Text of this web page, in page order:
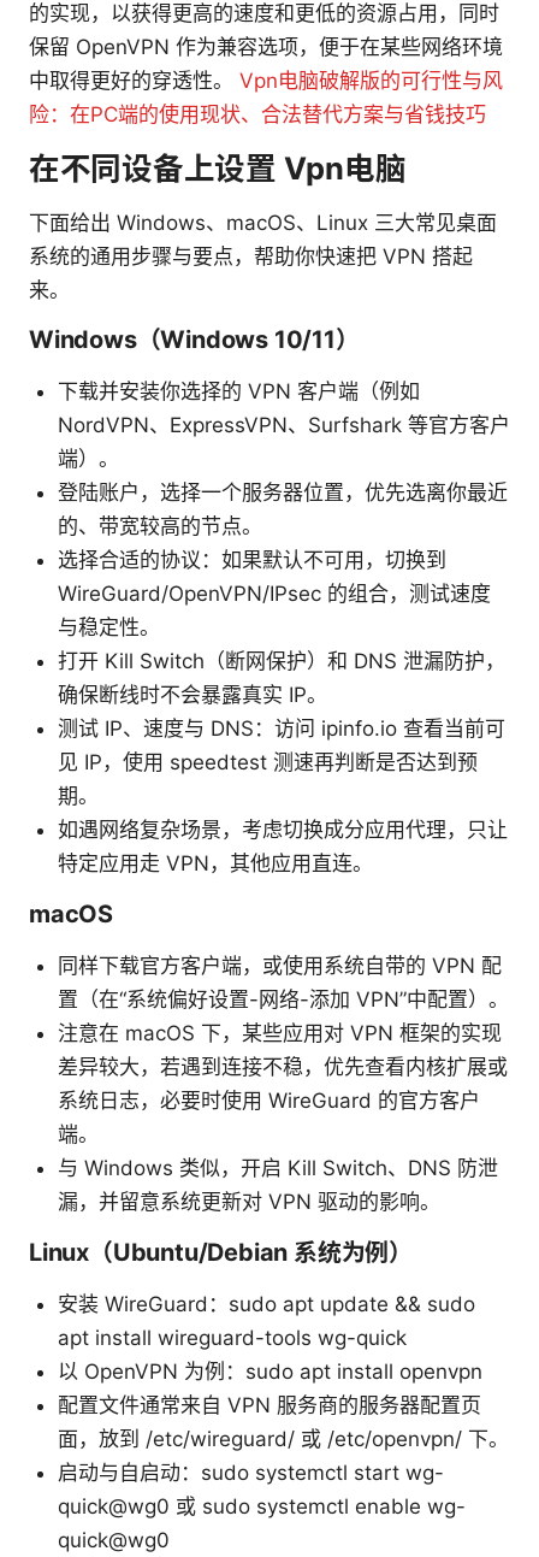
的实现，以获得更高的速度和更低的资源占用，同时
保留 OpenVPN 作为兼容选项，便于在某些网络环境
中取得更好的穿透性。 Vpn电脑破解版的可行性与风
险：在PC端的使用现状、合法替代方案与省钱技巧
在不同设备上设置 Vpn电脑
下面给出 Windows、macOS、Linux 三大常见桌面
系统的通用步骤与要点，帮助你快速把 VPN 搭起
来。
Windows（Windows 10/11）
下载并安装你选择的 VPN 客户端（例如
NordVPN、ExpressVPN、Surfshark 等官方客户
端）。
登陆账户，选择一个服务器位置，优先选离你最近
的、带宽较高的节点。
选择合适的协议：如果默认不可用，切换到
WireGuard/OpenVPN/IPsec 的组合，测试速度
与稳定性。
打开 Kill Switch（断网保护）和 DNS 泄漏防护，
确保断线时不会暴露真实 IP。
测试 IP、速度与 DNS：访问 ipinfo.io 查看当前可
见 IP，使用 speedtest 测速再判断是否达到预
期。
如遇网络复杂场景，考虑切换成分应用代理，只让
特定应用走 VPN，其他应用直连。
macOS
同样下载官方客户端，或使用系统自带的 VPN 配
置（在“系统偏好设置-网络-添加 VPN”中配置）。
注意在 macOS 下，某些应用对 VPN 框架的实现
差异较大，若遇到连接不稳，优先查看内核扩展或
系统日志，必要时使用 WireGuard 的官方客户
端。
与 Windows 类似，开启 Kill Switch、DNS 防泄
漏，并留意系统更新对 VPN 驱动的影响。
Linux（Ubuntu/Debian 系统为例）
安装 WireGuard：sudo apt update && sudo
apt install wireguard-tools wg-quick
以 OpenVPN 为例：sudo apt install openvpn
配置文件通常来自 VPN 服务商的服务器配置页
面，放到 /etc/wireguard/ 或 /etc/openvpn/ 下。
启动与自启动：sudo systemctl start wg-
quick@wg0 或 sudo systemctl enable wg-
quick@wg0